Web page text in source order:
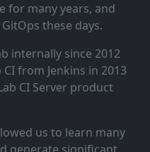
for many years, and
these days.
internally since 2012
from Jenkins in 2013
CI Server product
us to learn many